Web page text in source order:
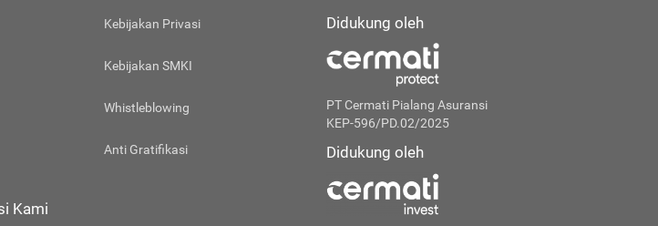
Kebijakan Privasi
Kebijakan SMKI
Whistleblowing
Anti Gratifikasi
Kami
Didukung oleh
PT Cermati Pialang Asuransi
KEP-596/PD.02/2025
Didukung oleh